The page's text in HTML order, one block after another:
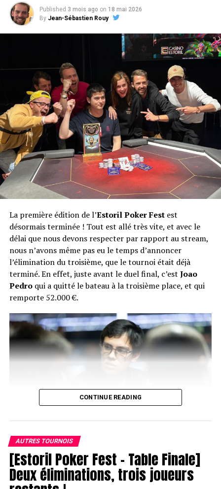
Published 3 mois ago on 18 mai 2026
By Jean-Sébastien Rouy
La première édition de l’Estoril Poker Festest
désormais terminée ! Tout est allé très vite, et avec le
délai que nous devons respecter par rapport au stream,
nous n’avons même pas eu le temps d’annoncer
l’élimination du troisième, que le tournoi était déjà
terminé. En effet, juste avant le duel final, c’est Joao
Pedroqui a quitté le bateau à la troisième place, et qui
remporte 52.000 €.
Joao Pedro
Juste après son élimination, le head’s up a donc eu lieu
CONTINUE READING
AUTRES TOURNOIS
[Estoril Poker Fest – Table Finale]
Deux éliminations, trois joueurs